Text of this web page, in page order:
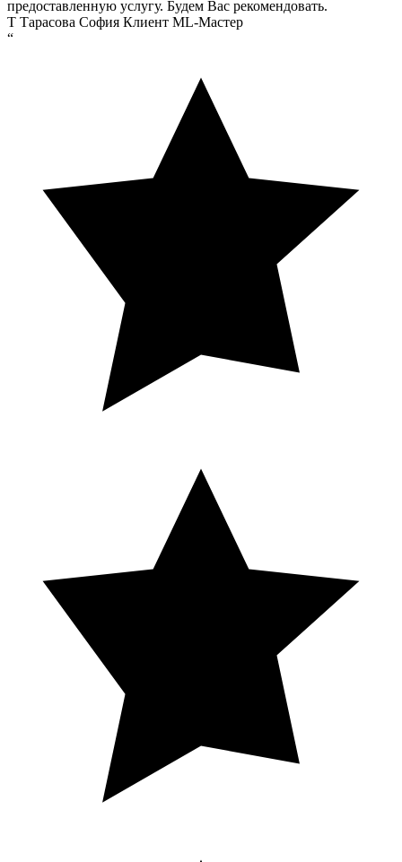
предоставленную услугу. Будем Вас рекомендовать.
Т Тарасова София Клиент ML-Мастер
“